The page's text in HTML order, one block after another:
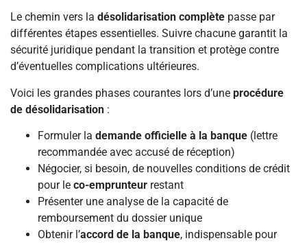
Le chemin vers la désolidarisation complète passe par
différentes étapes essentielles. Suivre chacune garantit la
sécurité juridique pendant la transition et protège contre
d’éventuelles complications ultérieures.
Voici les grandes phases courantes lors d’une procédure
de désolidarisation :
Formuler la demande officielle à la banque (lettre
recommandée avec accusé de réception)
Négocier, si besoin, de nouvelles conditions de crédit
pour le co-emprunteur restant
Présenter une analyse de la capacité de
remboursement du dossier unique
Obtenir l’accord de la banque, indispensable pour